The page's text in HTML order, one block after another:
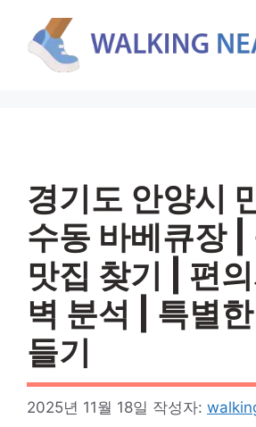
경기도 안양시
수동 바베큐장 |
맛집 찾기 | 편
벽 분석 | 특별
들기
2025년 11월 18일 작성자: